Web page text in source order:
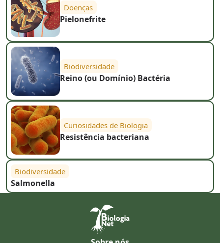
Doenças
Pielonefrite
Biodiversidade
Reino (ou Domínio) Bactéria
Curiosidades de Biologia
Resistência bacteriana
Biodiversidade
Salmonella